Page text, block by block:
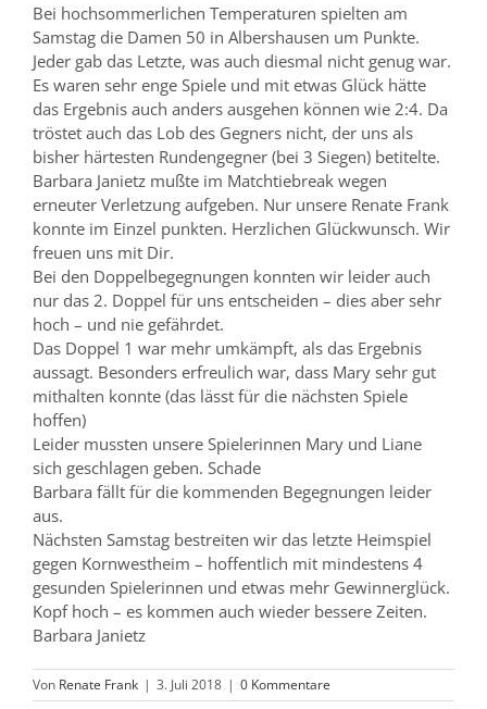
Bei hochsommerlichen Temperaturen spielten am
Samstag die Damen 50 in Albershausen um Punkte.
Jeder gab das Letzte, was auch diesmal nicht genug war.
Es waren sehr enge Spiele und mit etwas Glück hätte
das Ergebnis auch anders ausgehen können wie 2:4. Da
tröstet auch das Lob des Gegners nicht, der uns als
bisher härtesten Rundengegner (bei 3 Siegen) betitelte.
Barbara Janietz mußte im Matchtiebreak wegen
erneuter Verletzung aufgeben. Nur unsere Renate Frank
konnte im Einzel punkten. Herzlichen Glückwunsch. Wir
freuen uns mit Dir.
Bei den Doppelbegegnungen konnten wir leider auch
nur das 2. Doppel für uns entscheiden – dies aber sehr
hoch – und nie gefährdet.
Das Doppel 1 war mehr umkämpft, als das Ergebnis
aussagt. Besonders erfreulich war, dass Mary sehr gut
mithalten konnte (das lässt für die nächsten Spiele
hoffen)
Leider mussten unsere Spielerinnen Mary und Liane
sich geschlagen geben. Schade
Barbara fällt für die kommenden Begegnungen leider
aus.
Nächsten Samstag bestreiten wir das letzte Heimspiel
gegen Kornwestheim – hoffentlich mit mindestens 4
gesunden Spielerinnen und etwas mehr Gewinnerglück.
Kopf hoch – es kommen auch wieder bessere Zeiten.
Barbara Janietz
Von Renate Frank | 3. Juli 2018 | 0 Kommentare